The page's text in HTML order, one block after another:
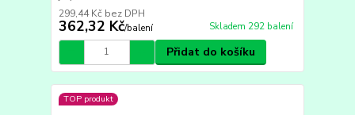
362,32 Kč/balení
299,44 Kč bez DPH
Skladem 292 balení
Přidat do košíku
TOP produkt